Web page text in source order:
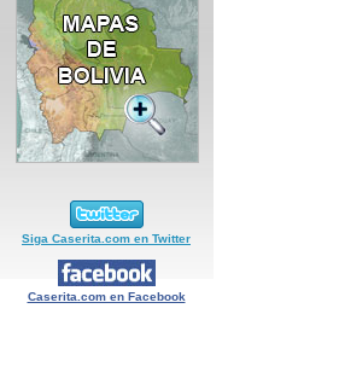
Siga Caserita.com en Twitter
Caserita.com en Facebook